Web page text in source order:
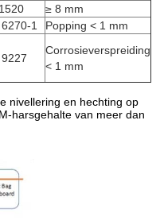
≥ 8 mm
1
Popping < 1 mm
Corrosieverspreiding
< 1 mm
nivellering en hechting op
harsgehalte van meer dan